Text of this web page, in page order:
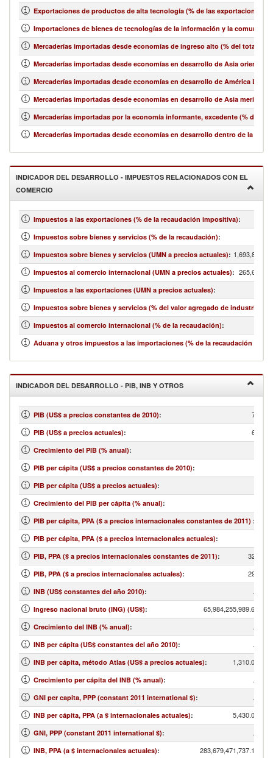
Exportaciones de productos de alta tecnología (% de las exportaciones
Importaciones de bienes de tecnologías de la información y la
Mercaderías importadas desde economías de ingreso alto (% del total de
Mercaderías importadas desde economías en desarrollo de Asia oriental
Mercaderías importadas desde economías en desarrollo de América
Mercaderías importadas desde economías en desarrollo de Asia
Mercaderías importadas por la economía informante, excedente (% del
Mercaderías importadas desde economías en desarrollo dentro de la
INDICADOR DEL DESARROLLO - IMPUESTOS RELACIONADOS CON EL
COMERCIO
Impuestos a las exportaciones (% de la recaudación impositiva):
Impuestos sobre bienes y servicios (% de la recaudación):
Impuestos sobre bienes y servicios (UMN a precios actuales):
Impuestos al comercio internacional (UMN a precios actuales):
Impuestos a las exportaciones (UMN a precios actuales):
Impuestos sobre bienes y servicios (% del valor agregado de industria y
Impuestos al comercio internacional (% de la recaudación):
Aduana y otros impuestos a las importaciones (% de la recaudación
INDICADOR DEL DESARROLLO - PIB, INB Y OTROS
PIB (US$ a precios constantes de 2010):
PIB (US$ a precios actuales):
Crecimiento del PIB (% anual):
PIB per cápita (US$ a precios constantes de 2010):
PIB per cápita (US$ a precios actuales):
Crecimiento del PIB per cápita (% anual):
PIB per cápita, PPA ($ a precios internacionales constantes de 2011) :
PIB per cápita, PPA ($ a precios internacionales actuales):
PIB, PPA ($ a precios internacionales constantes de 2011):
PIB, PPA ($ a precios internacionales actuales):
INB (US$ constantes del año 2010): ...
Ingreso nacional bruto (ING) (US$): 65,984,255,989.64
Crecimiento del INB (% anual): ...
INB per cápita (US$ constantes del año 2010): ...
INB per cápita, método Atlas (US$ a precios actuales): 1,310.00
Crecimiento per cápita del INB (% anual): ...
GNI per capita, PPP (constant 2011 international $): ...
INB per cápita, PPA (a $ internacionales actuales): 5,430.00
GNI, PPP (constant 2011 international $): ...
INB, PPA (a $ internacionales actuales): 283,679,471,737.10